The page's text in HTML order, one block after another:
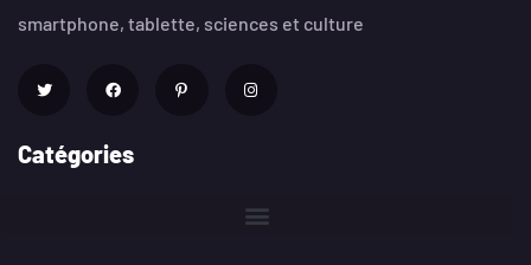
smartphone, tablette, sciences et culture
Catégories